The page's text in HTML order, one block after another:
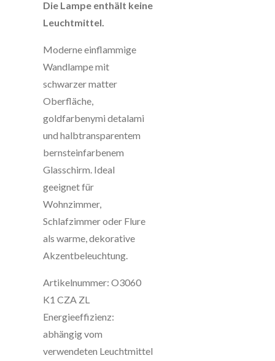
Die Lampe enthält keine
Leuchtmittel.
Moderne einflammige
Wandlampe mit
schwarzer matter
Oberfläche,
goldfarbenymi detalami
und halbtransparentem
bernsteinfarbenem
Glasschirm. Ideal
geeignet für
Wohnzimmer,
Schlafzimmer oder Flure
als warme, dekorative
Akzentbeleuchtung.
Artikelnummer: O3060
K1 CZA ZL
Energieeffizienz:
abhängig vom
verwendeten Leuchtmittel